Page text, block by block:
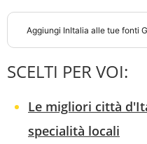
Aggiungi InItalia alle tue fonti
SCELTI PER VOI:
Le migliori città
specialità locali